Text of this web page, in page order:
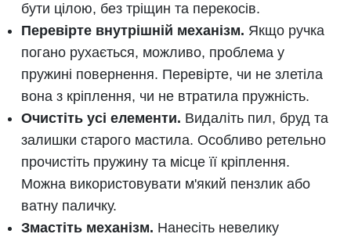
бути цілою, без тріщин та перекосів.
Перевірте внутрішній механізм. Якщо ручка
погано рухається, можливо, проблема у
пружині повернення. Перевірте, чи не злетіла
вона з кріплення, чи не втратила пружність.
Очистіть усі елементи. Видаліть пил, бруд та
залишки старого мастила. Особливо ретельно
прочистіть пружину та місце її кріплення.
Можна використовувати м'який пензлик або
ватну паличку.
Змастіть механізм. Нанесіть невелику